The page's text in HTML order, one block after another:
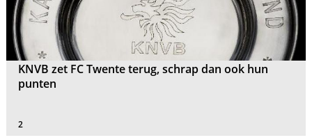
KNVB zet FC Twente terug, schrap dan ook hun
punten
2